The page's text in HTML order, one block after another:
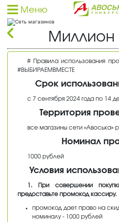
Меню
Заказы на доставку
Каталог товаров
Каталог товаров доставки
Собственная торговая марка
Собственное производство
Фишки на скидки
Социальные карты
Дисконтные карты
Вход в личный кабинет
Регистрация дисконтной карты
Адреса магазинов
Миллион
# Правила использования
#ВЫБИРАЕМВМЕСТЕ
Срок
с 7 сентября 2024 года по 14
Территория
все магазины сети «Авоська»
Номинал
1000 рублей
Условия
1. При совершении
предоставьте промокод кассиру.
промокод дает право на
номиналу - 1000 рублей